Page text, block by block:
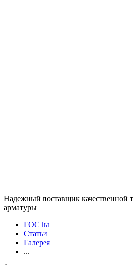
Надежный поставщик качественной
арматуры
ГОСТы
Статьи
Галерея
...